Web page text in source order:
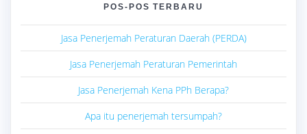
POS-POS TERBARU
Jasa Penerjemah Peraturan Daerah (PERDA)
Jasa Penerjemah Peraturan Pemerintah
Jasa Penerjemah Kena PPh Berapa?
Apa itu penerjemah tersumpah?